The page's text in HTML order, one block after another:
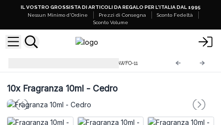
IL VOSTRO GROSSISTA DI ARTICOLI DA REGALO PER L'ITALIA DAL 1995
Nessun Minimo d'Ordine
Prezzi di Consegna
Sconto Fedeltà
Sconto Volume
AWFO-11
10xFragranza 10ml - Cedro